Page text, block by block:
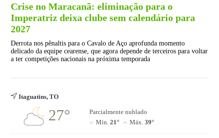
Crise no Maracanã: eliminação para o
Imperatriz deixa clube sem calendário para
2027
Derrota nos pênaltis para o Cavalo de Aço aprofunda momento
delicado da equipe cearense, que agora depende de terceiros para voltar
a ter competições nacionais na próxima temporada
Itaguatins, TO
27°
Parcialmente nublado
Mín.21° Máx.39°